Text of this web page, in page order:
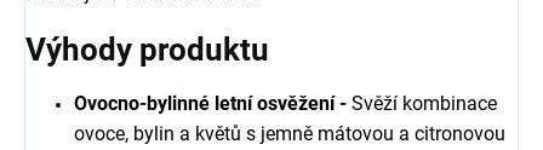
Výhody produktu
Ovocno-bylinné letní osvěžení - Svěží kombinace
ovoce, bylin a květů s jemně mátovou a citronovou